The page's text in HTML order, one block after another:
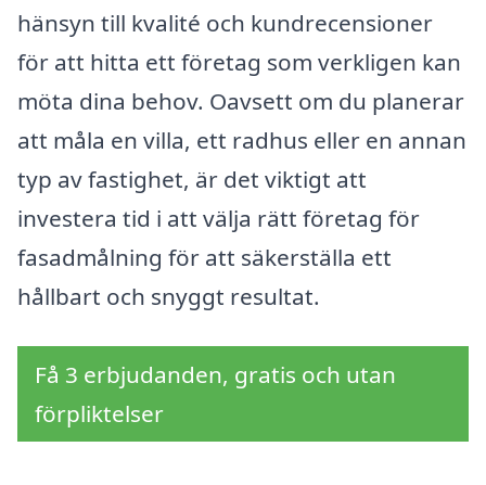
hänsyn till kvalité och kundrecensioner
för att hitta ett företag som verkligen kan
möta dina behov. Oavsett om du planerar
att måla en villa, ett radhus eller en annan
typ av fastighet, är det viktigt att
investera tid i att välja rätt företag för
fasadmålning för att säkerställa ett
hållbart och snyggt resultat.
Få 3 erbjudanden, gratis och utan
förpliktelser